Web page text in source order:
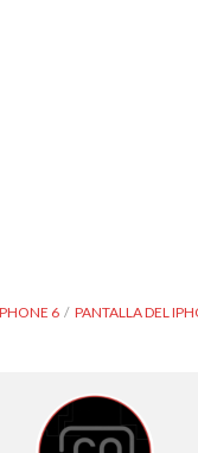
6 PANTALLA DEL